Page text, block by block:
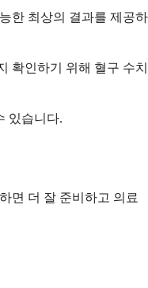
한 최상의 결과를 제공하
확인하기 위해 혈구 수치
있습니다.
면 더 잘 준비하고 의료